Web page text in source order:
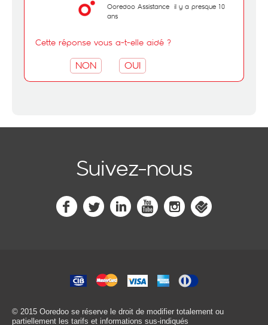
Ooredoo Assistance il y a presque 10
ans
Cette réponse vous a-t-elle aidé ?
NON OUI
Suivez-nous
© 2015 Ooredoo se réserve le droit de modifier totalement ou
partiellement les tarifs et informations sus-indiqués